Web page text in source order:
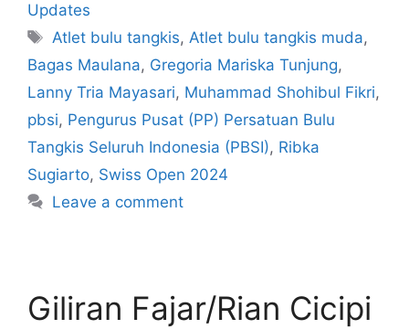
Updates
Atlet bulu tangkis,Atlet bulu tangkis muda,
Bagas Maulana, Gregoria Mariska Tunjung,
Lanny Tria Mayasari, Muhammad Shohibul Fikri,
pbsi, Pengurus Pusat (PP) Persatuan Bulu
Tangkis Seluruh Indonesia (PBSI), Ribka
Sugiarto, Swiss Open 2024
Leave a comment
Giliran Fajar/Rian Cicipi